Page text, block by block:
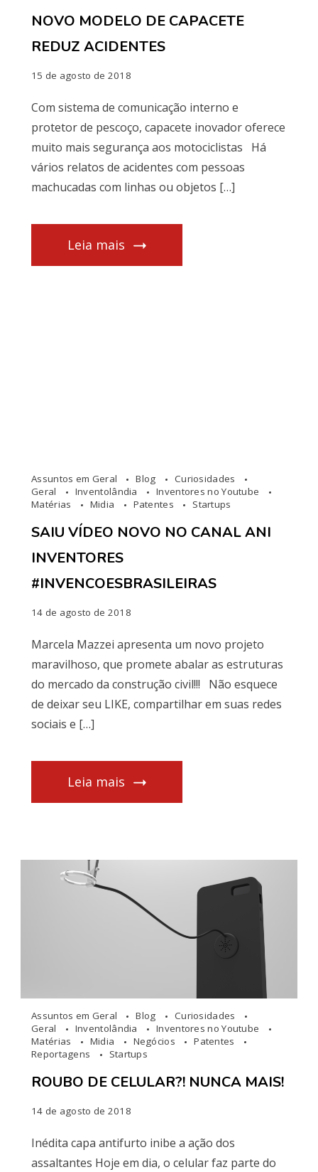
NOVO MODELO DE CAPACETE
REDUZ ACIDENTES
15 de agosto de 2018
Com sistema de comunicação interno e
protetor de pescoço, capacete inovador oferece
muito mais segurança aos motociclistas Há
vários relatos de acidentes com pessoas
machucadas com linhas ou objetos […]
Leia mais
Assuntos em Geral Blog
Curiosidades
Geral
Inventolândia
Inventores no Youtube
Matérias
Midia Patentes Startups
SAIU VÍDEO NOVO NO CANAL ANI
INVENTORES
#INVENCOESBRASILEIRAS
14 de agosto de 2018
Marcela Mazzei apresenta um novo projeto
maravilhoso, que promete abalar as estruturas
do mercado da construção civil!!! Não esquece
de deixar seu LIKE, compartilhar em suas redes
sociais e […]
Leia mais
Assuntos em Geral Blog
Curiosidades
Geral
Inventolândia
Inventores no Youtube
Matérias
Midia Negócios
Patentes
Reportagens
Startups
ROUBO DE CELULAR?! NUNCA MAIS!
14 de agosto de 2018
Inédita capa antifurto inibe a ação dos
assaltantes Hoje em dia, o celular faz parte do